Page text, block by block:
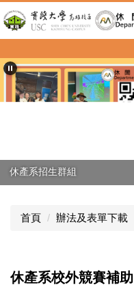
跳
到
主
內
容
區
休產系招生群組
首頁 辦法及表單下載
休產系校外競賽補助